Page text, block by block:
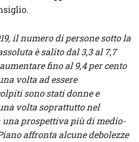
il numero di persone sotto la
è salito dal 3,3 al 7,7
fino al 9,4 per cento
volta ad essere
sono stati donne e
volta soprattutto nel
una prospettiva più di medio-
affronta alcune debolezze